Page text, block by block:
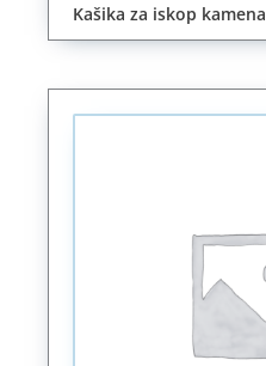
Kašika za iskop kamena